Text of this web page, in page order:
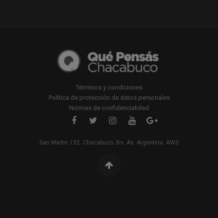
Términos y condiciones
Política de protección de datos personales
Normas de confidencialidad
San Martin 132. Chacabuco. Bs. As. Argentina. AWS